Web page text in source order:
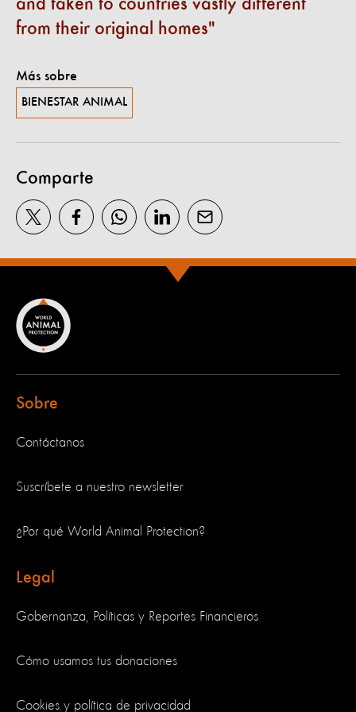
and taken to countries vastly different
from their original homes
Más sobre
BIENESTAR ANIMAL
Comparte
Sobre
Contáctanos
Suscríbete a nuestro newsletter
¿Por qué World Animal Protection?
Legal
Gobernanza, Políticas y Reportes Financieros
Cómo usamos tus donaciones
Cookies y política de privacidad